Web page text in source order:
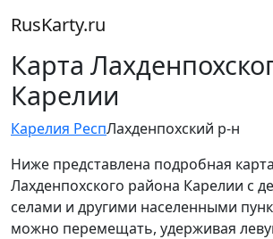
RusKarty.ru
Карта
Карелии
Карелия РеспЛахденпохский р-н
Ниже представлена подробная карта
Лахденпохского района Карелии с
селами и другими населенными
можно перемещать, удерживая